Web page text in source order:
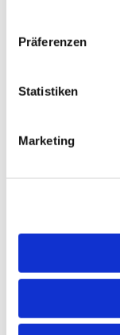
Präferenzen
Statistiken
Marketing